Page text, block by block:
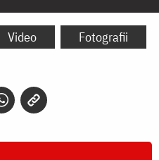
Video Fotografii